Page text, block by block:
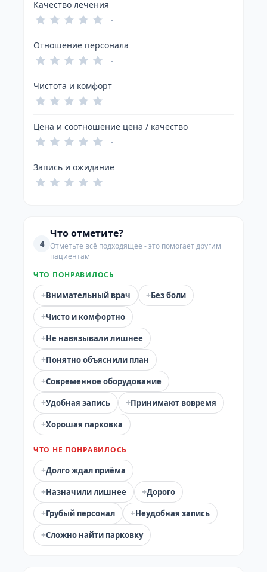
Качество лечения
-
Отношение персонала
-
Чистота и комфорт
-
Цена и соотношение цена / качество
-
Запись и ожидание
-
4
Что отметите?
Отметьте всё подходящее - это помогает другим
пациентам
ЧТО ПОНРАВИЛОСЬ
+Внимательный врач +Без боли
+Чисто и комфортно
+Не навязывали лишнее
+Понятно объяснили план
+Современное оборудование
+Удобная запись +Принимают вовремя
+Хорошая парковка
ЧТО НЕ ПОНРАВИЛОСЬ
+Долго ждал приёма
+Назначили лишнее +Дорого
+Грубый персонал +Неудобная запись
+Сложно найти парковку